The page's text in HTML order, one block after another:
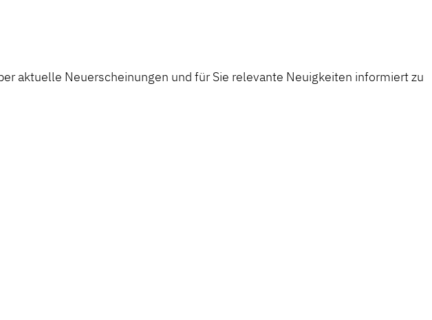
aktuelle Neuerscheinungen und für Sie relevante Neuigkeiten informiert zu